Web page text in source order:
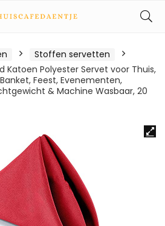
Stoffen servetten
Katoen Polyester Servet voor Thuis,
Feest, Evenementen,
& Machine Wasbaar, 20